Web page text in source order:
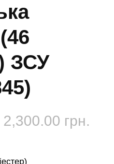
ЗСУ
2,300.00 грн.